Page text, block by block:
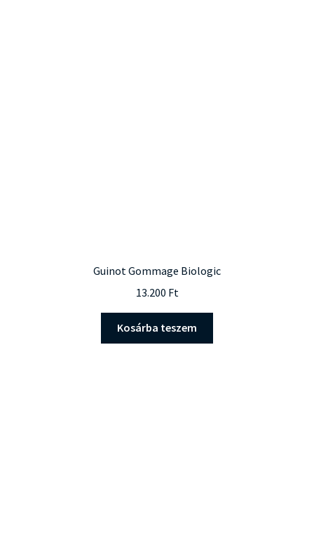
Guinot Gommage Biologic
13.200 Ft
Kosárba teszem